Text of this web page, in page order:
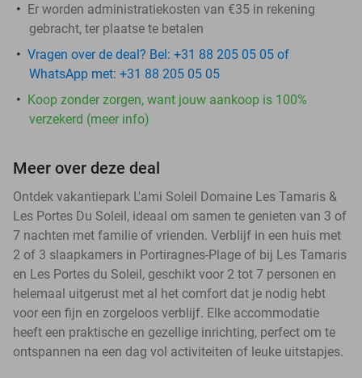
Er worden administratiekosten van €35 in rekening
gebracht, ter plaatse te betalen
Vragen over de deal? Bel: +31 88 205 05 05 of
WhatsApp met: +31 88 205 05 05
Koop zonder zorgen, want jouw aankoop is 100%
verzekerd (meer info)
Meer over deze deal
Ontdek vakantiepark L'ami Soleil Domaine Les Tamaris &
Les Portes Du Soleil, ideaal om samen te genieten van 3 of
7 nachten met familie of vrienden. Verblijf in een huis met
2 of 3 slaapkamers in Portiragnes-Plage of bij Les Tamaris
en Les Portes du Soleil, geschikt voor 2 tot 7 personen en
helemaal uitgerust met al het comfort dat je nodig hebt
voor een fijn en zorgeloos verblijf. Elke accommodatie
heeft een praktische en gezellige inrichting, perfect om te
ontspannen na een dag vol activiteiten of leuke uitstapjes.